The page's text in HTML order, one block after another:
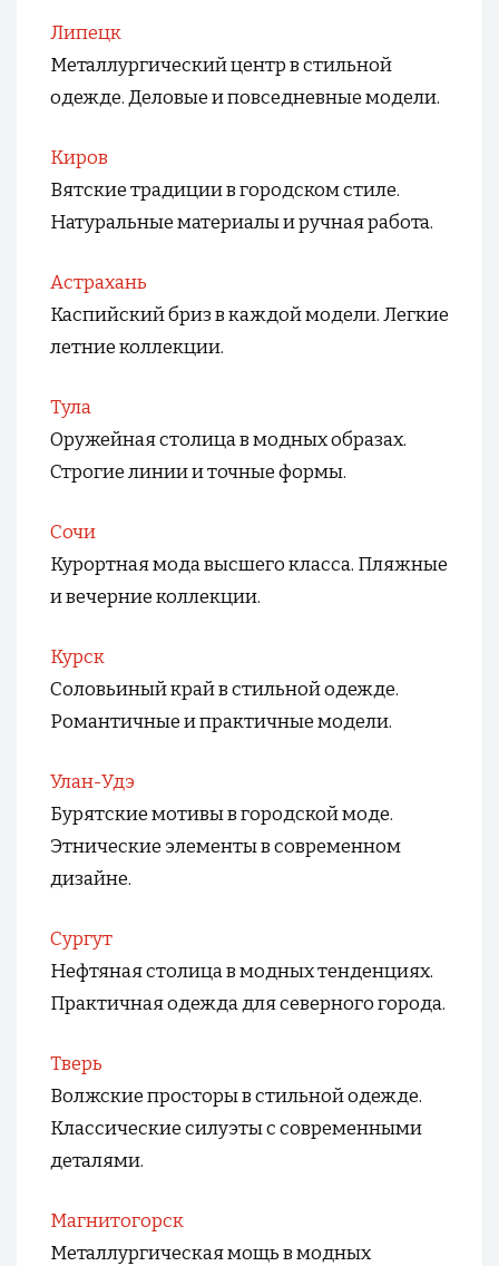
Липецк
Металлургический центр в стильной
одежде. Деловые и повседневные модели.
Киров
Вятские традиции в городском стиле.
Натуральные материалы и ручная работа.
Астрахань
Каспийский бриз в каждой модели. Легкие
летние коллекции.
Тула
Оружейная столица в модных образах.
Строгие линии и точные формы.
Сочи
Курортная мода высшего класса. Пляжные
и вечерние коллекции.
Курск
Соловьиный край в стильной одежде.
Романтичные и практичные модели.
Улан-Удэ
Бурятские мотивы в городской моде.
Этнические элементы в современном
дизайне.
Сургут
Нефтяная столица в модных тенденциях.
Практичная одежда для северного города.
Тверь
Волжские просторы в стильной одежде.
Классические силуэты с современными
деталями.
Магнитогорск
Металлургическая мощь в модных